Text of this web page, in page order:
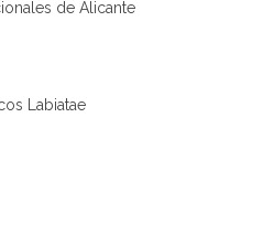
de Alicante
Labiatae